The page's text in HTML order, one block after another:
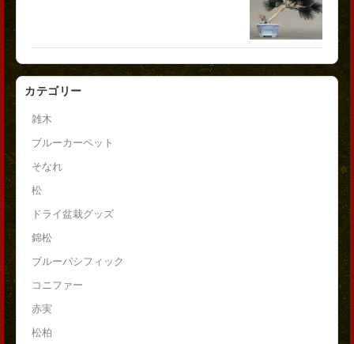
カテゴリー
雑木
ブルーカーペット
そなれ
松
ドライ盆栽グッズ
錦松
ブルーパシフィック
コニファー
赤実
松柏